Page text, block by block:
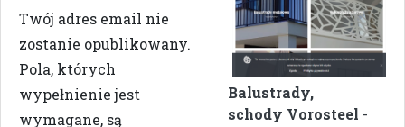
Twój adres email nie
zostanie opublikowany.
Pola, których
wypełnienie jest
wymagane, są
Balustrady,
schody Vorosteel -